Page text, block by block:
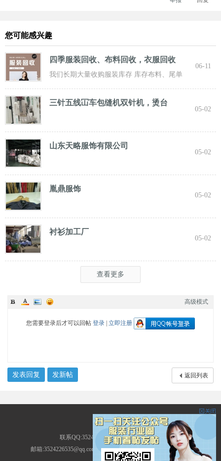
您可能感兴趣
四季服装回收、布料回收，衣服回收
我们长期大量收购服装库存 库存布料、尾单
服装，专业诚信共赢， 实力雄厚 ！ 长期面向
06-11
三针五线冚车包缝机双针机，烫台
05-02
山东天略服饰有限公司
05-02
胤鼎服饰
05-02
衬衫加工厂
05-02
查看更多
高级模式
您需要登录后才可以回帖 登录 立即注册
发表回复 发新帖 返回列表
服装圈
联系QQ:3524226535 地址:广东省广州市
邮箱:3524226535@qq.com ICP备案号: (粤ICP备14013786号-2)